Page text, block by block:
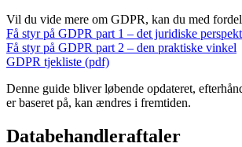
Vil du vide mere om GDPR, kan du med
Få styr på GDPR part 1 – det juridiske
Få styr på GDPR part 2 – den praktiske vinkel
GDPR tjekliste (pdf)
Denne guide bliver løbende opdateret,
er baseret på, kan ændres i fremtiden.
Databehandleraftaler